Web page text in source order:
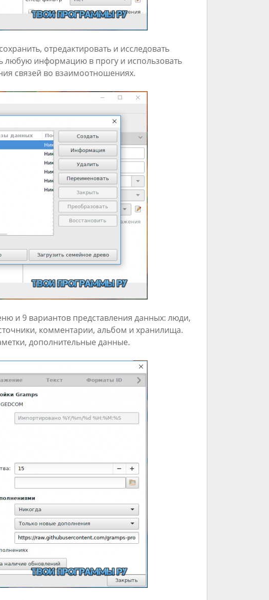
отредактировать и исследовать
любую информацию в прогу и использовать
связей во взаимоотношениях.
и 9 вариантов представления данных: люди,
комментарии, альбом и хранилища.
дополнительные данные.